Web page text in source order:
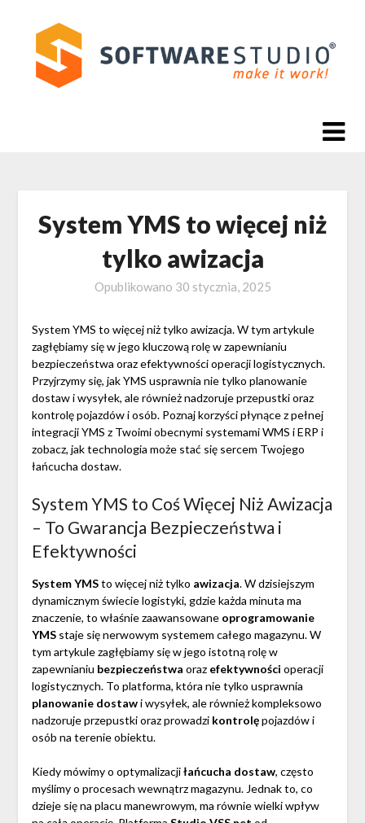
content
System YMS to więcej niż
tylko awizacja
Opublikowano 30 stycznia, 2025
System YMS to więcej niż tylko awizacja. W tym artykule
zagłębiamy się w jego kluczową rolę w zapewnianiu
bezpieczeństwa oraz efektywności operacji logistycznych.
Przyjrzymy się, jak YMS usprawnia nie tylko planowanie
dostaw i wysyłek, ale również nadzoruje przepustki oraz
kontrolę pojazdów i osób. Poznaj korzyści płynące z pełnej
integracji YMS z Twoimi obecnymi systemami WMS i ERP i
zobacz, jak technologia może stać się sercem Twojego
łańcucha dostaw.
System YMS to Coś Więcej Niż Awizacja
– To Gwarancja Bezpieczeństwa i
Efektywności
System YMSto więcej niż tylko awizacja. W dzisiejszym
dynamicznym świecie logistyki, gdzie każda minuta ma
znaczenie, to właśnie zaawansowane oprogramowanie
YMSstaje się nerwowym systemem całego magazynu. W
tym artykule zagłębiamy się w jego istotną rolę w
zapewnianiu bezpieczeństwa oraz efektywności operacji
logistycznych. To platforma, która nie tylko usprawnia
planowanie dostawi wysyłek, ale również kompleksowo
nadzoruje przepustki oraz prowadzi kontrolępojazdów i
osób na terenie obiektu.
Kiedy mówimy o optymalizacjiłańcucha dostaw, często
myślimy o procesach wewnątrz magazynu. Jednak to, co
dzieje się na placu manewrowym, ma równie wielki wpływ